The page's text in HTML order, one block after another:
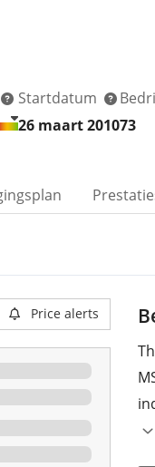
Startdatum
26 maart 201073
Price alerts